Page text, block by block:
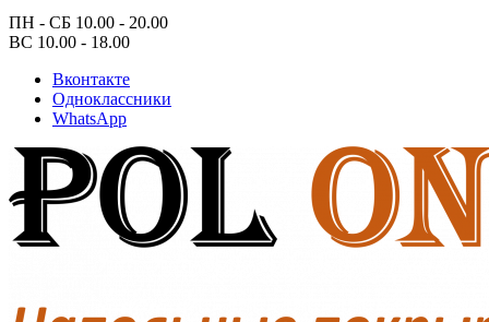
ПН - СБ 10.00 - 20.00
ВС 10.00 - 18.00
Вконтакте
Одноклассники
WhatsApp